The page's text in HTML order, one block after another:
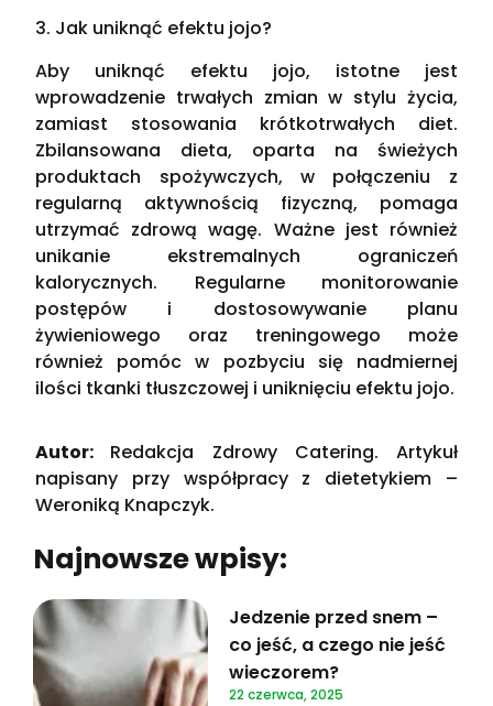
3. Jak uniknąć efektu jojo?
Aby uniknąć efektu jojo, istotne jest
wprowadzenie trwałych zmian w stylu życia,
zamiast stosowania krótkotrwałych diet.
Zbilansowana dieta, oparta na świeżych
produktach spożywczych, w połączeniu z
regularną aktywnością fizyczną, pomaga
utrzymać zdrową wagę. Ważne jest również
unikanie ekstremalnych ograniczeń
kalorycznych. Regularne monitorowanie
postępów i dostosowywanie planu
żywieniowego oraz treningowego może
również pomóc w pozbyciu się nadmiernej
ilości tkanki tłuszczowej i uniknięciu efektu jojo.
Autor: Redakcja Zdrowy Catering. Artykuł
napisany przy współpracy z dietetykiem –
Weroniką Knapczyk.
Najnowsze wpisy:
Jedzenie przed snem –
co jeść, a czego nie jeść
wieczorem?
22 czerwca, 2025